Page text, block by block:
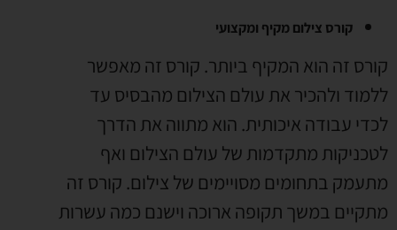
קורס צילום מקיף ומקצועי
קורס זה הוא המקיף ביותר. קורס זה מאפשר
ללמוד ולהכיר את עולם הצילום מהבסיס עד
לכדי עבודה איכותית. הוא מתווה את הדרך
לטכניקות מתקדמות של עולם הצילום ואף
מתעמק בתחומים מסויימים של צילום. קורס זה
מתקיים במשך תקופה ארוכה וישנם כמה עשרות